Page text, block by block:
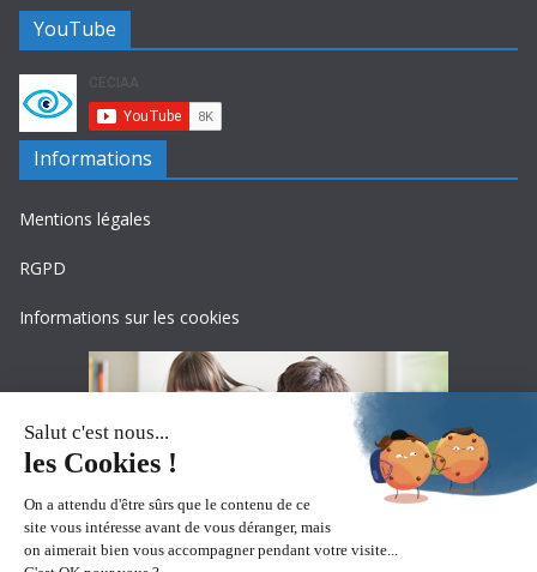
YouTube
Informations
Mentions légales
RGPD
Informations sur les cookies